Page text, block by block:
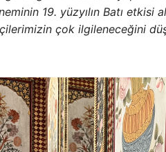
19. yüzyılın Batı
çok ilgileneceğini